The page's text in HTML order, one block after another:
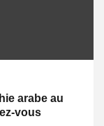
arabe au
vous